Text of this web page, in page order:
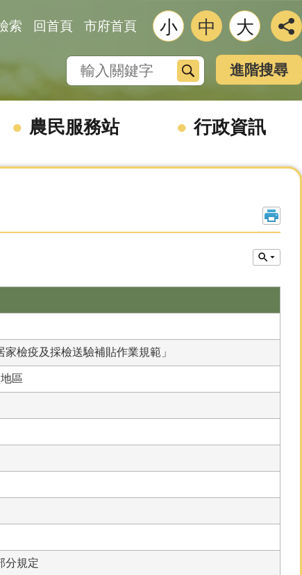
索 回首頁 市府首頁 小 中 大
搜尋 進階搜尋
農民服務站 行政資訊
檢疫及採檢送驗補貼作業規範」
區
分規定